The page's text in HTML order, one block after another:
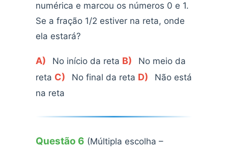
numérica e marcou os números 0 e 1.
Se a fração 1/2 estiver na reta, onde
ela estará?
A) No início da reta B)
No meio da
reta C) No final da reta D)
Não está
na reta
Questão 6 (Múltipla escolha –